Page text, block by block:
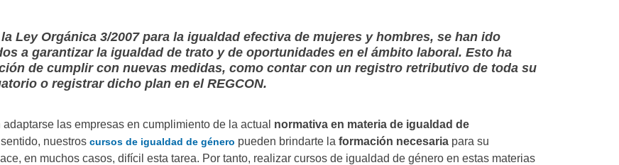
Ley Orgánica 3/2007 para la igualdad efectiva de mujeres y hombres, se han ido
a garantizar la igualdad de trato y de oportunidades en el ámbito laboral. Esto ha
de cumplir con nuevas medidas, como contar con un registro retributivo de toda su
o registrar dicho plan en el REGCON.
las empresas en cumplimiento de la actual normativa en materia de igualdad de
nuestros cursos de igualdad de género pueden brindarte la formación necesaria para su
en muchos casos, difícil esta tarea. Por tanto, realizar cursos de igualdad de género en estas materias